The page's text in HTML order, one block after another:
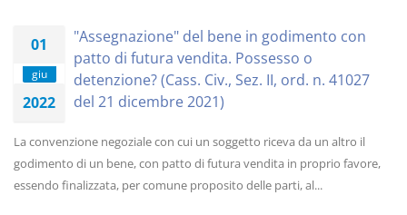
01
giu
2022
"Assegnazione" del bene in godimento con
patto di futura vendita. Possesso o
detenzione? (Cass. Civ., Sez. II, ord. n. 41027
del 21 dicembre 2021)
La convenzione negoziale con cui un soggetto riceva da un altro il
godimento di un bene, con patto di futura vendita in proprio favore,
essendo finalizzata, per comune proposito delle parti, al...